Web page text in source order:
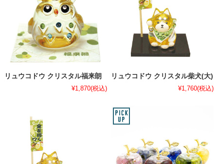
リュウコドウ クリスタル福来朗
¥1,870(税込)
リュウコドウ クリスタル柴犬(大)
¥1,760(税込)